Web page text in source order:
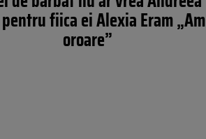
pentru fiica ei Alexia Eram „Am
oroare”